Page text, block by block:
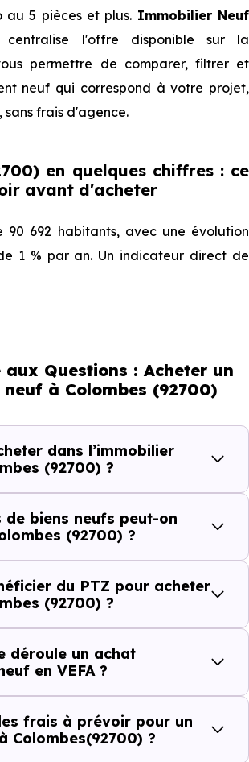
au 5 pièces et plus. Immobilier Neuf
centralise l'offre disponible sur la
permettre de comparer, filtrer et
neuf qui correspond à votre projet,
sans frais d'agence.
en quelques chiffres : ce
avant d'acheter
90 692 habitants, avec une évolution
1 % par an. Un indicateur direct de
qui renseigne directement sur la
locale et les typologies de biens les
Colombes (92700) dispose de 181
professions médicales et 56
Des équipements du quotidien
d'arguments concrets pour habiter
un logement à Colombes
question. Voici les repères de
un achat immobilier à Colombes
aux Questions : Acheter un
à Colombes (92700)
dans l’immobilier
(92700) ?
de biens neufs peut-on
(92700) ?
du PTZ pour acheter
(92700) ?
déroule un achat
en VEFA ?
frais à prévoir pour un
Colombes(92700) ?